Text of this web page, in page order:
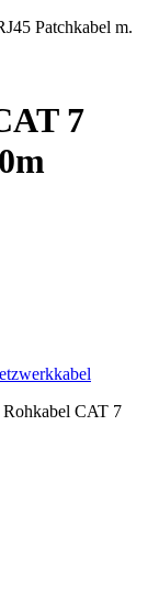
Patchkabel m.
7
Rohkabel CAT 7